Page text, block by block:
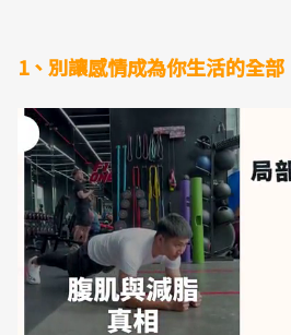
1、別讓感情成為你生活的全部